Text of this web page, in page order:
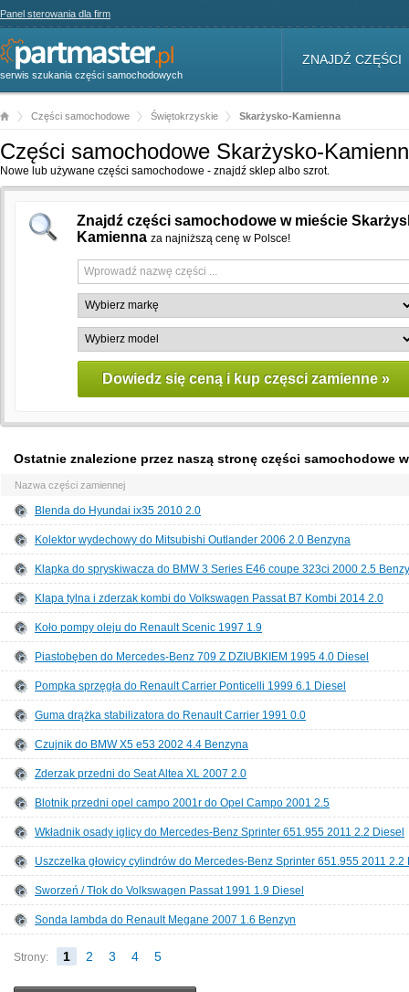
Panel sterowania dla firm
serwis szukania części samochodowych
ZNAJDŹ CZĘŚCI
Części samochodowe Świętokrzyskie Skarżysko-Kamienna
Części samochodowe Skarżysko-
Nowe lub używane części samochodowe - znajdź sklep albo szrot.
Znajdź części samochodowe w mieście
Kamienna za najniższą cenę w Polsce!
Ostatnie znalezione przez naszą stronę części samochodowe
Nazwa części zamiennej
Blenda do Hyundai ix35 2010 2.0
Kolektor wydechowy do Mitsubishi Outlander 2006 2.0 Benzyna
Klapka do spryskiwacza do BMW 3 Series E46 coupe 323ci 2000 2.5
Klapa tylna i zderzak kombi do Volkswagen Passat B7 Kombi 2014 2.0
Koło pompy oleju do Renault Scenic 1997 1.9
Piastobęben do Mercedes-Benz 709 Z DZIUBKIEM 1995 4.0 Diesel
Pompka sprzęgła do Renault Carrier Ponticelli 1999 6.1 Diesel
Guma drążka stabilizatora do Renault Carrier 1991 0.0
Czujnik do BMW X5 e53 2002 4.4 Benzyna
Zderzak przedni do Seat Altea XL 2007 2.0
Blotnik przedni opel campo 2001r do Opel Campo 2001 2.5
Wkładnik osady iglicy do Mercedes-Benz Sprinter 651.955 2011 2.2 Diesel
Uszczelka głowicy cylindrów do Mercedes-Benz Sprinter 651.955 2011 2.2
Sworzeń / Tłok do Volkswagen Passat 1991 1.9 Diesel
Sonda lambda do Renault Megane 2007 1.6 Benzyn
Strony: 1 2 3 4 5